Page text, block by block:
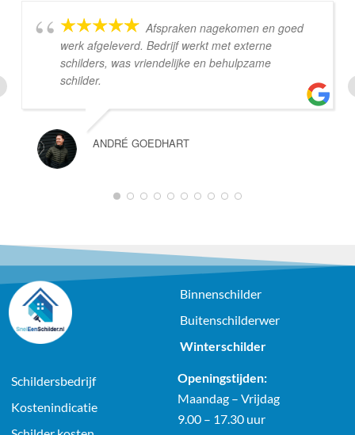
Afspraken nagekomen en goed
werk afgeleverd. Bedrijf werkt met externe
schilders, was vriendelijke en behulpzame
schilder.
ANDRÉ GOEDHART
1 2 3 4 5 6 7 8 9 10
Binnenschilder
Buitenschilderwer
Winterschilder
Schildersbedrijf
Kostenindicatie
Openingstijden:
Maandag – Vrijdag
9.00 – 17.30 uur